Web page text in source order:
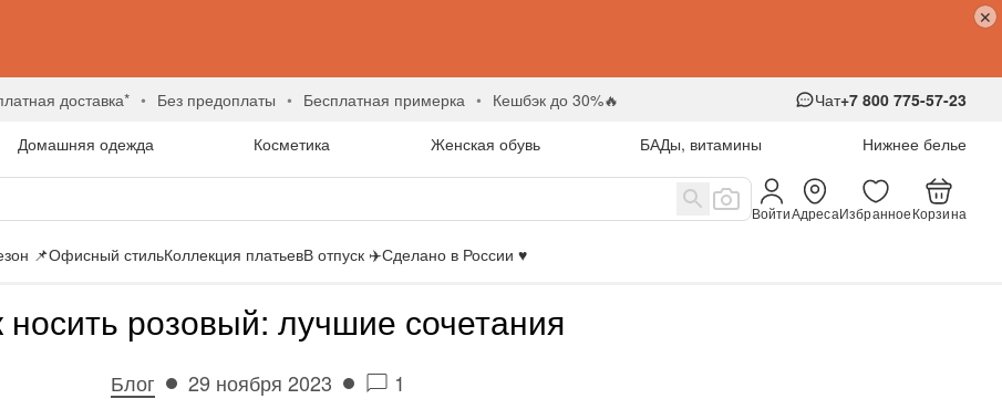
доставка* без предоплаты бесплатная примерка кешбэк до 30%🔥 Чат+7 800 775-57-23
Домашняя одежда Косметика Женская обувь БАДы, витамины Нижнее белье
ВойтиАдресаИзбранноеКорзина
📌Офисный стильКоллекция платьевВ отпуск ✈️Сделано в России ♥️
носить розовый: лучшие сочетания
Блог 29 ноября 2023 1